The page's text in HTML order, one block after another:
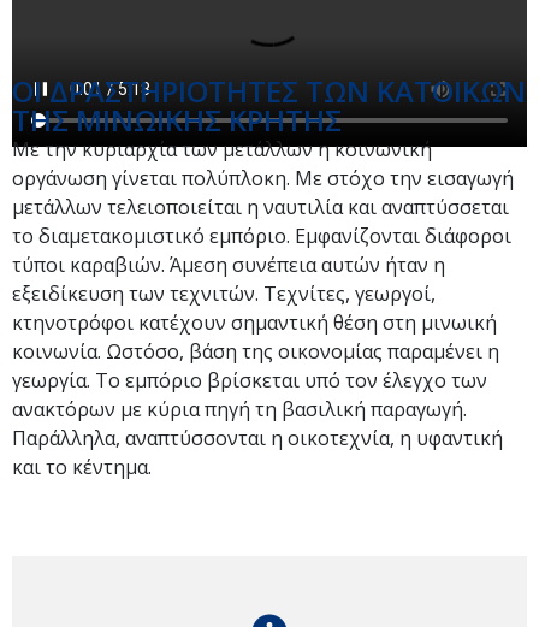
ΟΙ ΔΡΑΣΤΗΡΙΟΤΗΤΕΣ ΤΩΝ ΚΑΤΟΙΚΩΝ
ΤΗΣ ΜΙΝΩΙΚΗΣ ΚΡΗΤΗΣ
Με την κυριαρχία των μετάλλων η κοινωνική
οργάνωση γίνεται πολύπλοκη. Με στόχο την εισαγωγή
μετάλλων τελειοποιείται η ναυτιλία και αναπτύσσεται
το διαμετακομιστικό εμπόριο. Εμφανίζονται διάφοροι
τύποι καραβιών. Άμεση συνέπεια αυτών ήταν η
εξειδίκευση των τεχνιτών. Τεχνίτες, γεωργοί,
κτηνοτρόφοι κατέχουν σημαντική θέση στη μινωική
κοινωνία. Ωστόσο, βάση της οικονομίας παραμένει η
γεωργία. Το εμπόριο βρίσκεται υπό τον έλεγχο των
ανακτόρων με κύρια πηγή τη βασιλική παραγωγή.
Παράλληλα, αναπτύσσονται η οικοτεχνία, η υφαντική
και το κέντημα.